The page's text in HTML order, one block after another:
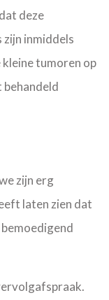
deze
inmiddels
tumoren op
behandeld
zijn erg
laten zien dat